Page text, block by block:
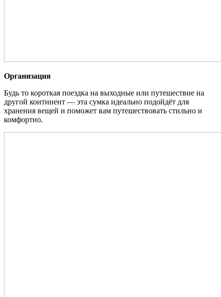
Организация
Будь то короткая поездка на выходные или путешествие на
другой континент — эта сумка идеально подойдёт для
хранения вещей и поможет вам путешествовать стильно и
комфортно.